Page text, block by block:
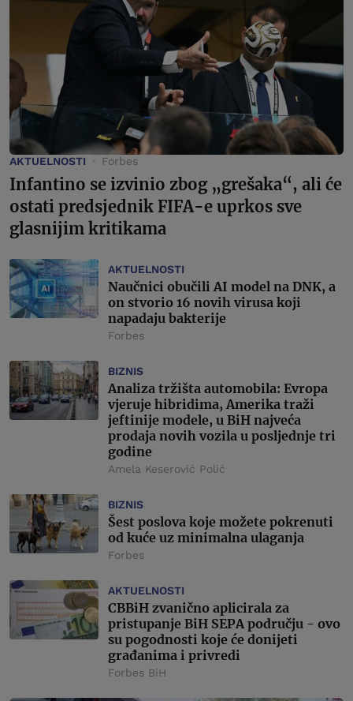
AKTUELNOSTI Forbes
Infantino se izvinio zbog „grešaka“, ali će
ostati predsjednik FIFA-e uprkos sve
glasnijim kritikama
AKTUELNOSTI
Naučnici obučili AI model na DNK, a
on stvorio 16 novih virusa koji
napadaju bakterije
Forbes
BIZNIS
Analiza tržišta automobila: Evropa
vjeruje hibridima, Amerika traži
jeftinije modele, u BiH najveća
prodaja novih vozila u posljednje tri
godine
Amela Keserović Polić
BIZNIS
Šest poslova koje možete pokrenuti
od kuće uz minimalna ulaganja
Forbes
AKTUELNOSTI
CBBiH zvanično aplicirala za
pristupanje BiH SEPA području - ovo
su pogodnosti koje će donijeti
građanima i privredi
Forbes BiH